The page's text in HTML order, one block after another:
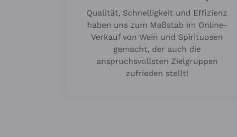
Qualität, Schnelligkeit und Effizienz
haben uns zum Maßstab im Online-
Verkauf von Wein und Spirituosen
gemacht, der auch die
anspruchsvollsten Zielgruppen
zufrieden stellt!